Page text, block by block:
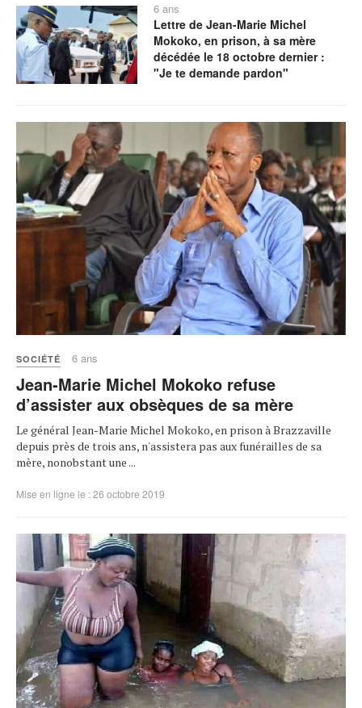
6 ans
Lettre de Jean-Marie Michel
Mokoko, en prison, à sa mère
décédée le 18 octobre dernier :
"Je te demande pardon"
SOCIÉTÉ 6 ans
Jean-Marie Michel Mokoko refuse
d’assister aux obsèques de sa mère
Le général Jean-Marie Michel Mokoko, en prison à Brazzaville
depuis près de trois ans, n'assistera pas aux funérailles de sa
mère, nonobstant une ...
Mise en ligne le : 26 octobre 2019